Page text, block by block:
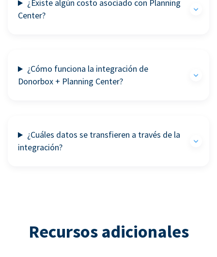
¿Existe algún costo asociado con Planning
Center?
¿Cómo funciona la integración de
Donorbox + Planning Center?
¿Cuáles datos se transfieren a través de la
integración?
Recursos adicionales